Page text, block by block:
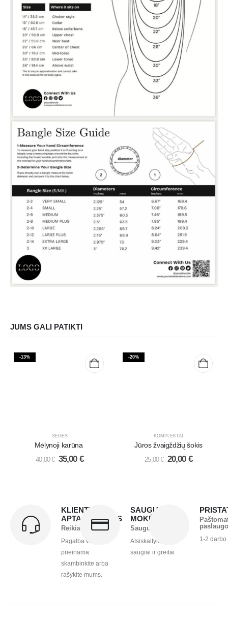
JUMS GALI PATIKTI
-13%
SEGĖS
Mėlynoji karūna
40,00€ 35,00 €
-20%
KOMPLEKTAI
Jūros žvaigždžių šokis
25,00€ 20,00 €
KLIENTŲ
APTARNAVIMAS
Reikia pagalbos?
Pagalba visada
prieinama:
skambinkite arba
rašykite mums.
SAUGUS
MOKĖJIMAS
Saugu ir greita
Atsiskaitykite
saugiai ir greitai
1-2